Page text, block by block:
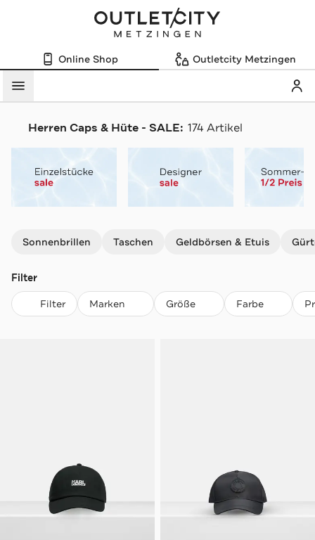
Online Shop Outletcity Metzingen
Menü
Herren Caps & Hüte - SALE: 174 Artikel
Sonnenbrillen Taschen Geldbörsen & Etuis
Filter
Filter Marken Größe Farbe